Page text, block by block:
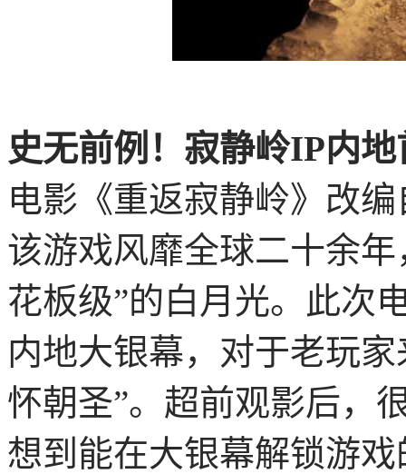
史无前例！寂静岭IP内
电影《重返寂静岭》改
该游戏风靡全球二十余
花板级”的白月光。此次
内地大银幕，对于老玩
怀朝圣”。超前观影后，
想到能在大银幕解锁游